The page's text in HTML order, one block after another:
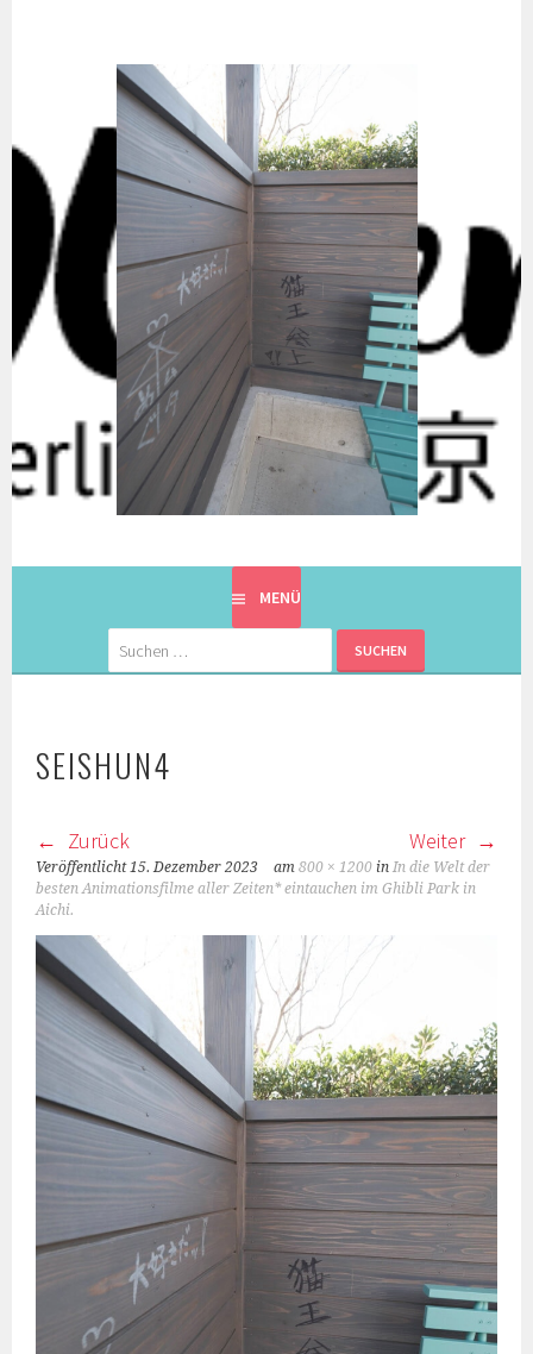
8900KM. BERLIN ⇔ 東京
MENÜ
Suchen
nach:
SEISHUN4
Zurück Weiter
Veröffentlicht15. Dezember 2023 am800 × 1200 inIn die Welt der
besten Animationsfilme aller Zeiten* eintauchen im Ghibli Park in
Aichi.